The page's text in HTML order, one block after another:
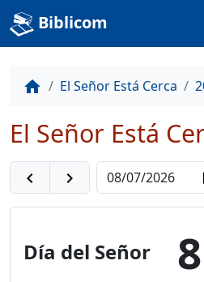
Biblicom
home El Señor Está Cerca
El Señor Está
navigate_before navigate_next
Día del Señor 8